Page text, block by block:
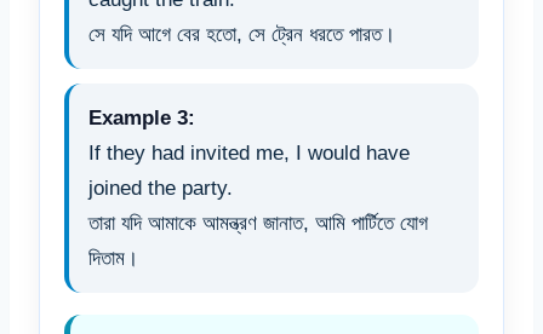
সে যদি আগে বের হতো, সে ট্রেন ধরতে পারত।
Example 3:
If they had invited me, I would have
joined the party.
তারা যদি আমাকে আমন্ত্রণ জানাত, আমি পার্টিতে যোগ
দিতাম।